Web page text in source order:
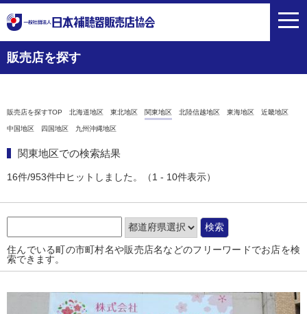
toggle
販売店を探す
販売店を探すTOP 北海道地区 東北地区 関東地区 北陸信越地区 東海地区 近畿地区
中国地区 四国地区 九州沖縄地区
関東地区での検索結果
16件/953件中ヒットしました。（1 - 10件表示）
住んでいる町の市町村名や販売店名などのフリーワードでお店を検
索できます。